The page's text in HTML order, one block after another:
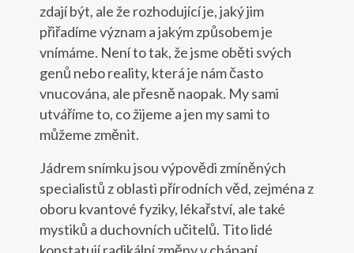
zdají být, ale že rozhodující je, jaký jim
přiřadíme význam a jakým způsobem je
vnímáme. Není to tak, že jsme oběti svých
genů nebo reality, která je nám často
vnucována, ale přesně naopak. My sami
utváříme to, co žijeme a jen my sami to
můžeme změnit.
Jádrem snímku jsou výpovědi zmíněných
specialistů z oblasti přírodních věd, zejména z
oboru kvantové fyziky, lékařství, ale také
mystiků a duchovních učitelů. Tito lidé